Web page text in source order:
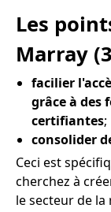
Les
Marray
facilier
grâce à
certifiantes;
consolider
Ceci est
cherchez à
le secteur de